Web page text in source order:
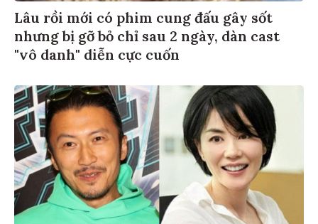
Lâu rồi mới có phim cung đấu gây sốt
nhưng bị gỡ bỏ chỉ sau 2 ngày, dàn cast
"vô danh" diễn cực cuốn